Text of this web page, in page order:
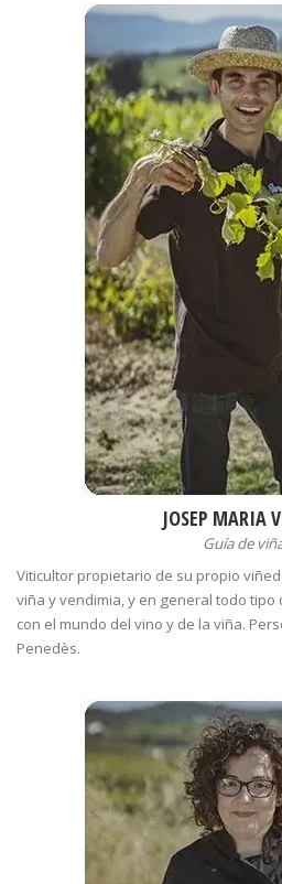
JOSEP MARIA
Guía de
Viticultor propietario de su propio
viña y vendimia, y en general todo
con el mundo del vino y de la viña.
Penedès.